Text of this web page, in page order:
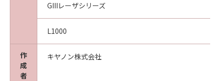
GIIIレーザシリーズ
L1000
作
成
者
キヤノン株式会社